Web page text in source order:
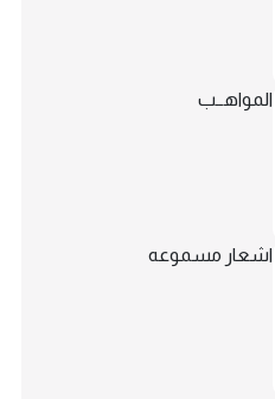
المواهــب
اشعار مسموعه